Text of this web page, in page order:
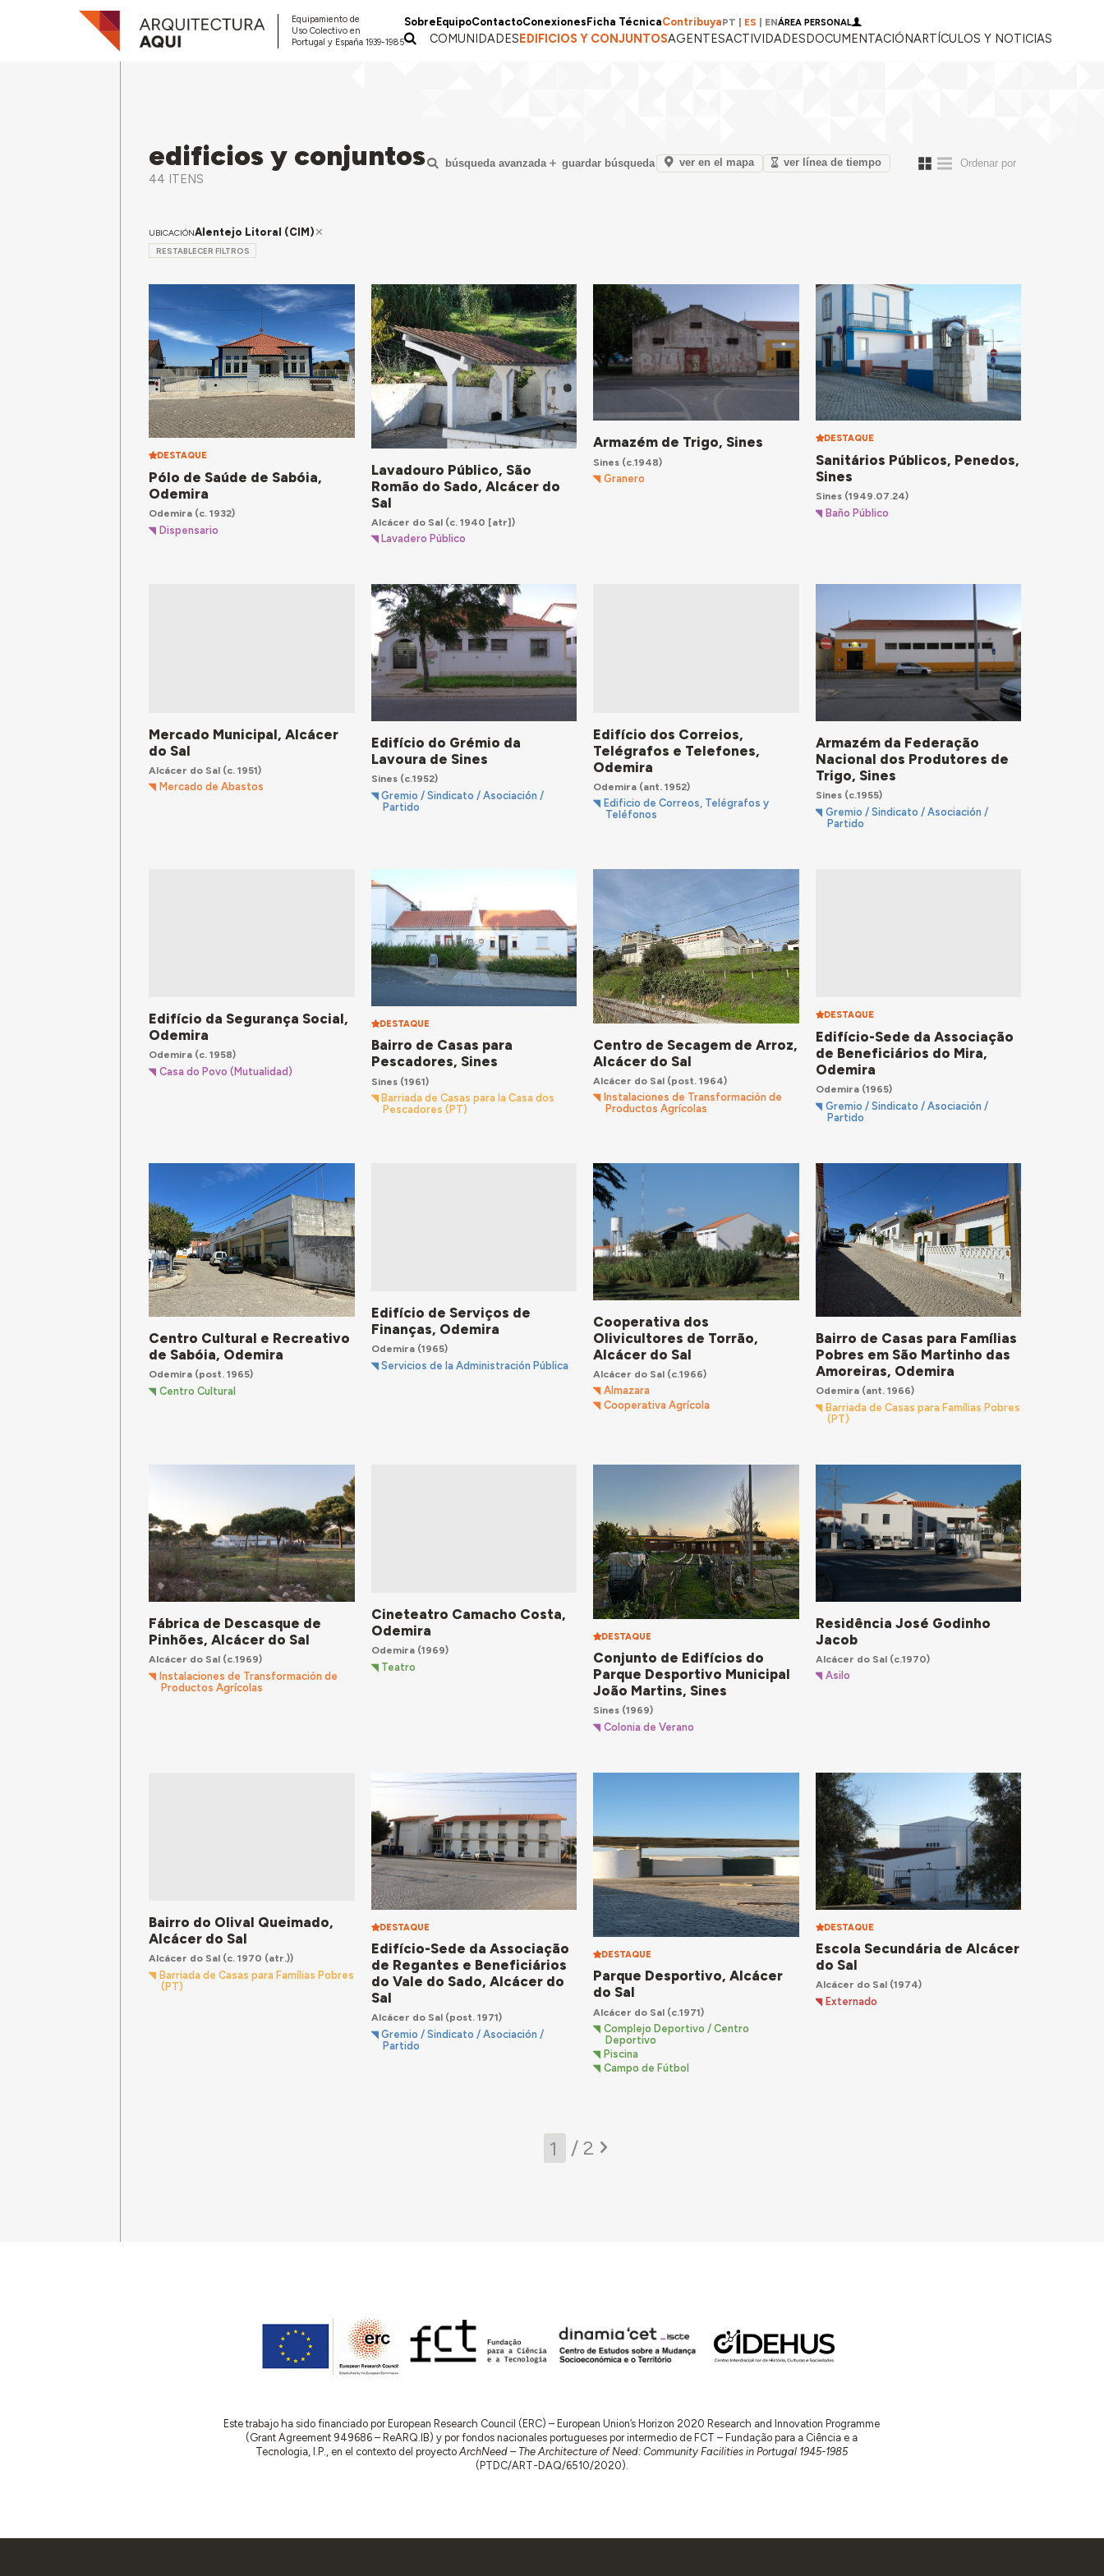
Equipamiento de
Uso Colectivo en
Portugal y España 1939-1985
Sobre EquipoContactoConexiones Ficha TécnicaContribuyaPT ES ENÁREA PERSONAL
COMUNIDADESEDIFICIOS Y CONJUNTOSAGENTESACTIVIDADESDOCUMENTACIÓNARTÍCULOS Y NOTICIAS
edificios y conjuntos
44 ITENS
búsqueda avanzada guardar búsqueda ver en el mapa ver línea de tiempo
UBICACIÓNAlentejo Litoral (CIM)
RESTABLECER FILTROS
DESTAQUE
Pólo de Saúde de Sabóia,
Odemira
Odemira (c. 1932)
Dispensario
Lavadouro Público, São
Romão do Sado, Alcácer do
Sal
Alcácer do Sal(c. 1940 [atr])
Lavadero Público
Armazém de Trigo, Sines
Sines (c.1948)
Granero
DESTAQUE
Sanitários Públicos, Penedos,
Sines
Sines(1949.07.24)
Baño Público
Mercado Municipal, Alcácer
do Sal
Alcácer do Sal (c. 1951)
Mercado de Abastos
Edifício do Grémio da
Lavoura de Sines
Sines(c.1952)
Gremio / Sindicato / Asociación /
Partido
Edifício dos Correios,
Telégrafos e Telefones,
Odemira
Odemira (ant. 1952)
Edificio de Correos, Telégrafos y
Teléfonos
Armazém da Federação
Nacional dos Produtores de
Trigo, Sines
Sines(c.1955)
Gremio / Sindicato / Asociación /
Partido
Edifício da Segurança Social,
Odemira
Odemira (c. 1958)
Casa do Povo (Mutualidad)
DESTAQUE
Bairro de Casas para
Pescadores, Sines
Sines(1961)
Barriada de Casas para la Casa dos
Pescadores (PT)
Centro de Secagem de Arroz,
Alcácer do Sal
Alcácer do Sal (post. 1964)
Instalaciones de Transformación de
Productos Agrícolas
DESTAQUE
Edifício-Sede da Associação
de Beneficiários do Mira,
Odemira
Odemira(1965)
Gremio / Sindicato / Asociación /
Partido
Centro Cultural e Recreativo
de Sabóia, Odemira
Odemira (post. 1965)
Centro Cultural
Edifício de Serviços de
Finanças, Odemira
Odemira(1965)
Servicios de la Administración Pública
Cooperativa dos
Olivicultores de Torrão,
Alcácer do Sal
Alcácer do Sal (c.1966)
Almazara
Cooperativa Agrícola
Bairro de Casas para Famílias
Pobres em São Martinho das
Amoreiras, Odemira
Odemira(ant. 1966)
Barriada de Casas para Famílias Pobres
(PT)
Fábrica de Descasque de
Pinhões, Alcácer do Sal
Alcácer do Sal (c.1969)
Instalaciones de Transformación de
Productos Agrícolas
Cineteatro Camacho Costa,
Odemira
Odemira(1969)
Teatro
DESTAQUE
Conjunto de Edifícios do
Parque Desportivo Municipal
João Martins, Sines
Sines (1969)
Colonia de Verano
Residência José Godinho
Jacob
Alcácer do Sal(c.1970)
Asilo
Bairro do Olival Queimado,
Alcácer do Sal
Alcácer do Sal (c. 1970 (atr.))
Barriada de Casas para Famílias Pobres
(PT)
DESTAQUE
Edifício-Sede da Associação
de Regantes e Beneficiários
do Vale do Sado, Alcácer do
Sal
Alcácer do Sal(post. 1971)
Gremio / Sindicato / Asociación /
Partido
DESTAQUE
Parque Desportivo, Alcácer
do Sal
Alcácer do Sal (c.1971)
Complejo Deportivo / Centro
Deportivo
Piscina
Campo de Fútbol
DESTAQUE
Escola Secundária de Alcácer
do Sal
Alcácer do Sal(1974)
Externado
/ 2
Este trabajo ha sido financiado por European Research Council (ERC) – European Union’s Horizon 2020 Research and Innovation Programme
(Grant Agreement 949686 – ReARQ.IB) y por fondos nacionales portugueses por intermedio de FCT – Fundação para a Ciência e a
Tecnologia, I.P., en el contexto del proyectoArchNeed – The Architecture of Need: Community Facilities in Portugal 1945-1985
(PTDC/ART-DAQ/6510/2020).